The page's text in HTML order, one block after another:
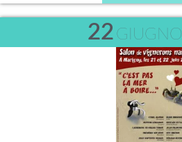
22 GIUGNO